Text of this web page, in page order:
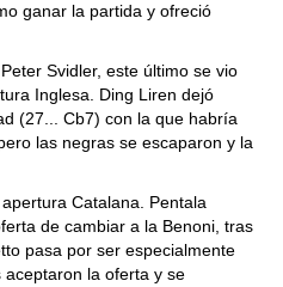
ganar la partida y ofreció
Svidler, este último se vio
Inglesa. Ding Liren dejó
(27... Cb7) con la que habría
las negras se escaparon y la
Catalana. Pentala
de cambiar a la Benoni, tras
pasa por ser especialmente
la oferta y se